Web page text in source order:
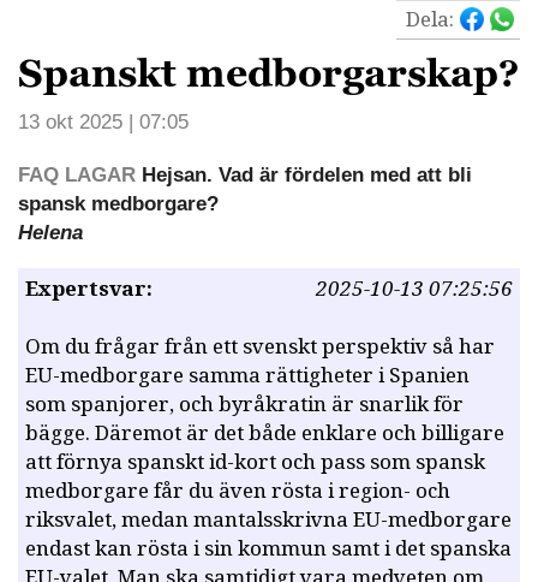
Dela:
Spanskt medborgarskap?
13 okt 2025 | 07:05
FAQ LAGAR Hejsan. Vad är fördelen med att bli
spansk medborgare?
Helena
Expertsvar:
2025-10-13 07:25:56
Om du frågar från ett svenskt perspektiv så har
EU-medborgare samma rättigheter i Spanien
som spanjorer, och byråkratin är snarlik för
bägge. Däremot är det både enklare och billigare
att förnya spanskt id-kort och pass som spansk
medborgare får du även rösta i region- och
riksvalet, medan mantalsskrivna EU-medborgare
endast kan rösta i sin kommun samt i det spanska